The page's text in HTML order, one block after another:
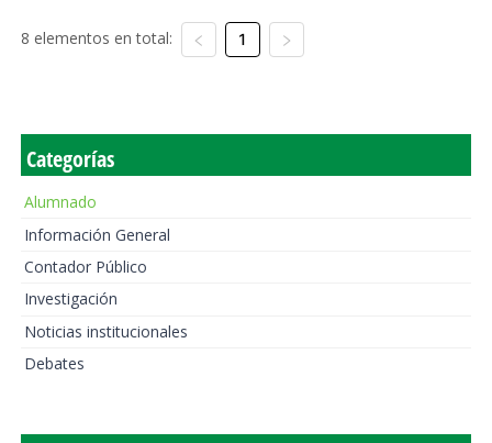
8 elementos en total: 1
Categorías
Alumnado
Información General
Contador Público
Investigación
Noticias institucionales
Debates